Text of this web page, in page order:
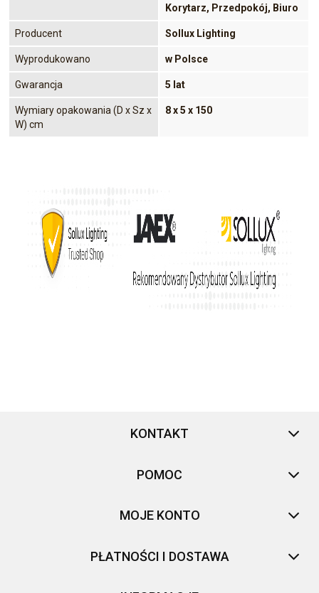
Korytarz, Przedpokój, Biuro
Producent Sollux Lighting
Wyprodukowano w Polsce
Gwarancja 5 lat
Wymiary opakowania (D x Sz x
W) cm
8 x 5 x 150
KONTAKT
POMOC
MOJE KONTO
PŁATNOŚCI I DOSTAWA